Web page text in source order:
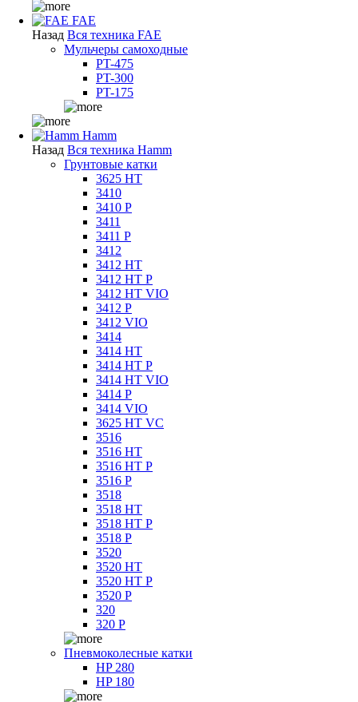
FAE
Назад Вся техника FAE
Мульчеры самоходные
PT-475
PT-300
PT-175
Hamm
Назад Вся техника Hamm
Грунтовые катки
3625 HT
3410
3410 P
3411
3411 P
3412
3412 HT
3412 HT P
3412 HT VIO
3412 P
3412 VIO
3414
3414 HT
3414 HT P
3414 HT VIO
3414 P
3414 VIO
3625 HT VC
3516
3516 HT
3516 HT P
3516 P
3518
3518 HT
3518 HT P
3518 P
3520
3520 HT
3520 HT P
3520 P
320
320 P
Пневмоколесные катки
HP 280
HP 180